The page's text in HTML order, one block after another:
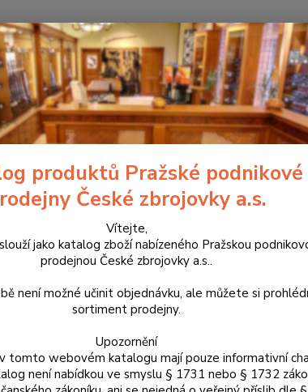
Hledat
doplňky a náhradní díly Pro dlouhé zbraně Pažby
CZ 600 Ergo
produktů Pražské podnikové
České zbrojovky a.s.
Vítejte,
jako katalog zboží nabízeného Pražskou
prodejnou České zbrojovky a.s..
není možné učinit objednávku, ale můžete si
sortiment prodejny.
Upozornění
tomto webovém katalogu mají pouze informativní
není nabídkou ve smyslu § 1731 nebo § 1732